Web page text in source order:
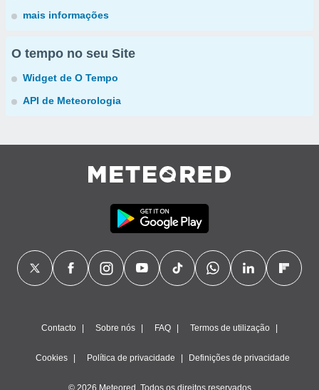
mais informações
O tempo no seu Site
Widget de O Tempo
API de Meteorologia
Contacto Sobre nós FAQ Termos de utilização
Cookies Política de privacidade Definições de privacidade
© 2026 Meteored. Todos os direitos reservados